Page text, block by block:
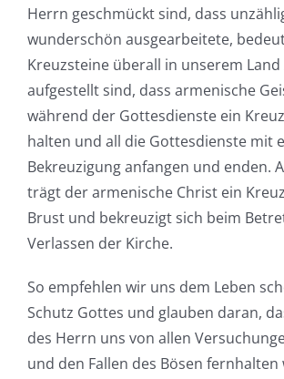
Herrn geschmückt sind, dass
wunderschön ausgearbeitete,
Kreuzsteine überall in unserem
aufgestellt sind, dass armenische
während der Gottesdienste ein
halten und all die Gottesdienste mit
Bekreuzigung anfangen und enden.
trägt der armenische Christ ein
Brust und bekreuzigt sich beim
Verlassen der Kirche.
So empfehlen wir uns dem Leben
Schutz Gottes und glauben daran,
des Herrn uns von allen
und den Fallen des Bösen fernhalten